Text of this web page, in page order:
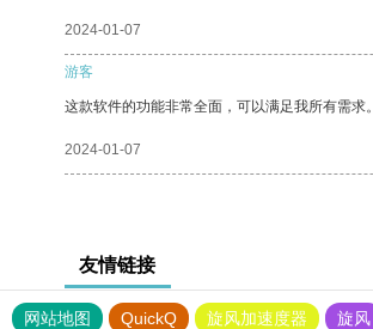
2024-01-07
游客
这款软件的功能非常全面，可以满足我所有需求。
2024-01-07
友情链接
网站地图 QuickQ 旋风加速度器 旋风